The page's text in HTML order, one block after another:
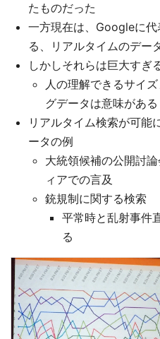
たものだった
一方現在は、Googleに代
る、リアルタイムのデー
しかしそれらは巨大すぎ
人の理解できるサイ
グデータは意味がある
リアルタイム検索が可能
ータの例
大統領候補の公開討
ィアでの言及
銃規制に関する検索
平常時と乱射事件
る